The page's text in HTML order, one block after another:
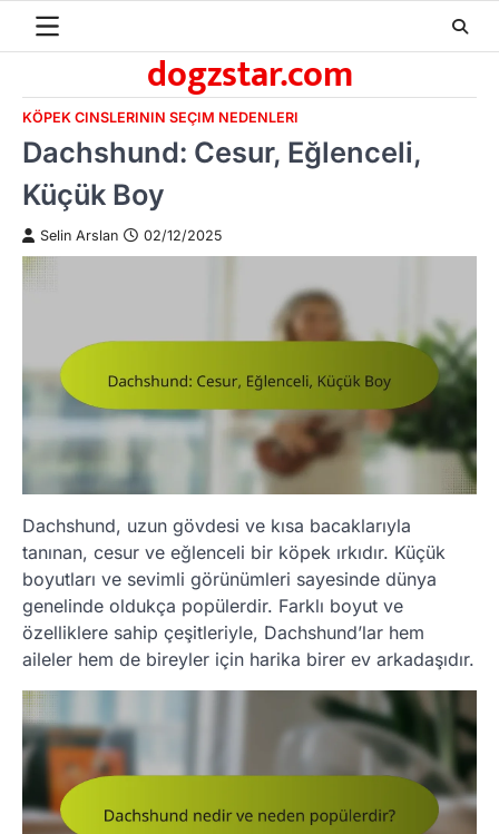
dogzstar.com
KÖPEK CINSLERININ SEÇIM NEDENLERI
Dachshund: Cesur, Eğlenceli,
Küçük Boy
Selin Arslan 02/12/2025
Dachshund, uzun gövdesi ve kısa bacaklarıyla
tanınan, cesur ve eğlenceli bir köpek ırkıdır. Küçük
boyutları ve sevimli görünümleri sayesinde dünya
genelinde oldukça popülerdir. Farklı boyut ve
özelliklere sahip çeşitleriyle, Dachshund’lar hem
aileler hem de bireyler için harika birer ev arkadaşıdır.